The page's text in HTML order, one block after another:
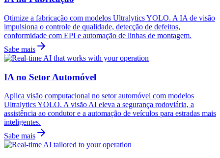
Otimize a fabricação com modelos Ultralytics YOLO. A IA de visão
impulsiona o controle de qualidade, detecção de defeitos,
conformidade com EPI e automação de linhas de montagem.
Sabe mais
IA no Setor Automóvel
Aplica visão computacional no setor automóvel com modelos
Ultralytics YOLO. A visão AI eleva a segurança rodoviária, a
assistência ao condutor e a automação de veículos para estradas mais
inteligentes.
Sabe mais